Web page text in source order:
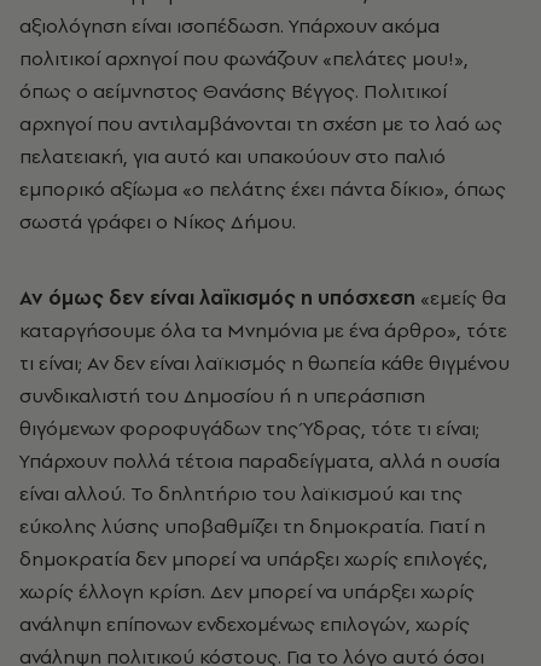
αξιολόγηση είναι ισοπέδωση. Υπάρχουν ακόμα
πολιτικοί αρχηγοί που φωνάζουν «πελάτες μου!»,
όπως ο αείμνηστος Θανάσης Βέγγος. Πολιτικοί
αρχηγοί που αντιλαμβάνονται τη σχέση με το λαό ως
πελατειακή, για αυτό και υπακούουν στο παλιό
εμπορικό αξίωμα «ο πελάτης έχει πάντα δίκιο», όπως
σωστά γράφει ο Νίκος Δήμου.
Αν όμως δεν είναι λαϊκισμός η υπόσχεση «εμείς θα
καταργήσουμε όλα τα Μνημόνια με ένα άρθρο», τότε
τι είναι; Αν δεν είναι λαϊκισμός η θωπεία κάθε θιγμένου
συνδικαλιστή του Δημοσίου ή η υπεράσπιση
θιγόμενων φοροφυγάδων της Ύδρας, τότε τι είναι;
Υπάρχουν πολλά τέτοια παραδείγματα, αλλά η ουσία
είναι αλλού. Το δηλητήριο του λαϊκισμού και της
εύκολης λύσης υποβαθμίζει τη δημοκρατία. Γιατί η
δημοκρατία δεν μπορεί να υπάρξει χωρίς επιλογές,
χωρίς έλλογη κρίση. Δεν μπορεί να υπάρξει χωρίς
ανάληψη επίπονων ενδεχομένως επιλογών, χωρίς
ανάληψη πολιτικού κόστους. Για το λόγο αυτό όσοι